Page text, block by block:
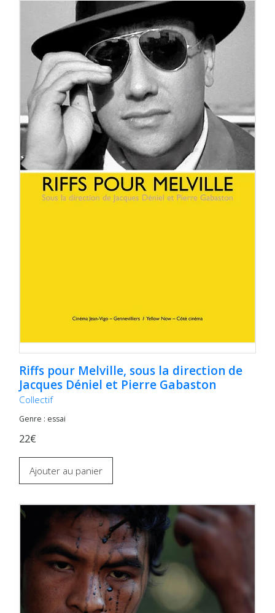
Riffs pour Melville, sous la direction de
Jacques Déniel et Pierre Gabaston
Collectif
Genre : essai
22€
Ajouter au panier